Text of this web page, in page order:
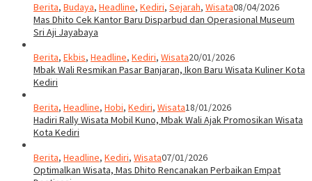
Berita, Budaya, Headline, Kediri, Sejarah, Wisata08/04/2026
Mas Dhito Cek Kantor Baru Disparbud dan Operasional Museum
Sri Aji Jayabaya
Berita, Ekbis, Headline, Kediri, Wisata20/01/2026
Mbak Wali Resmikan Pasar Banjaran, Ikon Baru Wisata Kuliner Kota
Kediri
Berita, Headline, Hobi, Kediri, Wisata18/01/2026
Hadiri Rally Wisata Mobil Kuno, Mbak Wali Ajak Promosikan Wisata
Kota Kediri
Berita, Headline, Kediri, Wisata07/01/2026
Optimalkan Wisata, Mas Dhito Rencanakan Perbaikan Empat